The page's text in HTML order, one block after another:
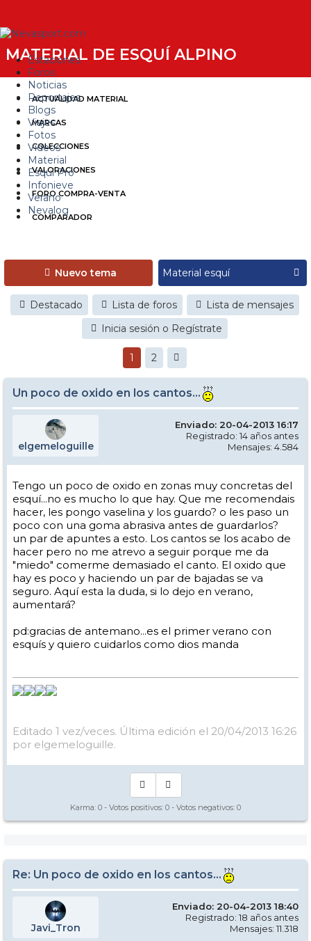
Estaciones
Foros
Noticias
Reportajes
Blogs
Viajes
Fotos
Videos
Material
Esquí Pro
Infonieve
Verano
Nevalog
MATERIAL DE ESQUÍ ALPINO
ACTUALIDAD MATERIAL
MARCAS
COLECCIONES
VALORACIONES
FORO COMPRA-VENTA
COMPARADOR
Nuevo tema
Destacado Lista de foros
Lista de mensajes
Inicia sesión o Regístrate
1 2
Un poco de oxido en los cantos...
elgemeloguille
Enviado: 20-04-2013 16:17
Registrado: 14 años antes
Mensajes: 4.584
Tengo un poco de oxido en zonas muy concretas del
esquí...no es mucho lo que hay. Que me recomendais
hacer, les pongo vaselina y los guardo? o les paso un
poco con una goma abrasiva antes de guardarlos?
un par de apuntes a esto. Los cantos se los acabo de
hacer pero no me atrevo a seguir porque me da
"miedo" comerme demasiado el canto. El oxido que
hay es poco y haciendo un par de bajadas se va
seguro. Aquí esta la duda, si lo dejo en verano,
aumentará?
pd:gracias de antemano...es el primer verano con
esquís y quiero cuidarlos como dios manda
Editado 1 vez/veces. Última edición el 20/04/2013 16:26
por elgemeloguille.
Karma: 0 - Votos positivos: 0 - Votos negativos: 0
Re: Un poco de oxido en los cantos...
Javi_Tron
Enviado: 20-04-2013 18:40
Registrado: 18 años antes
Mensajes: 11.318